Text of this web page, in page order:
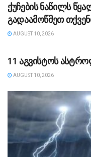
ქუჩების ნაწილს
გადაამოწმეთ
AUGUST 10, 2026
11 აგვისტოს
AUGUST 10, 2026